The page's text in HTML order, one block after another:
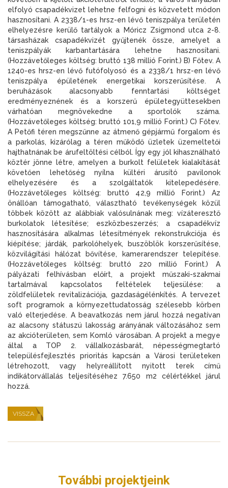
elfolyó csapadékvizet lehetne felfogni és közvetett módon
hasznosítani. A 2338/1-es hrsz-en lévő teniszpálya területén
elhelyezésre kerülő tartályok a Móricz Zsigmond utca 2-8.
társasházak csapadékvizét gyűjtenék össze, amelyet a
teniszpályák karbantartására lehetne hasznosítani.
(Hozzávetőleges költség: bruttó 138 millió Forint.) B) Főtev. A
1240-es hrsz-en lévő futófolyosó és a 2338/1 hrsz-en lévő
teniszpálya épületének energetikai korszerűsítése. A
beruházások alacsonyabb fenntartási költséget
eredményeznének és a korszerű épületegyüttesekben
várhatóan megnövekedne a sportolók száma.
(Hozzávetőleges költség: bruttó 101,9 millió Forint.) C) Főtev.
A Petőfi téren megszűnne az átmenő gépjármű forgalom és
a parkolás, kizárólag a téren működő üzletek üzemeltetői
hajthatnának be árufeltöltési célból. Így egy jól kihasználható
köztér jönne létre, amelyen a burkolt felületek kialakítását
követően lehetőség nyílna kültéri árusító pavilonok
elhelyezésére és a szolgáltatók kitelepedésére.
(Hozzávetőleges költség: bruttó 42,9 millió Forint.) Az
önállóan támogatható, választható tevékenységek közül
többek között az alábbiak valósulnának meg: vízáteresztő
burkolatok létesítése; eszközbeszerzés; a csapadékvíz
hasznosítására alkalmas létesítmények rekonstrukciója és
kiépítése; járdák, parkolóhelyek, buszöblök korszerűsítése,
közvilágítási hálózat bővítése, kamerarendszer telepítése.
(Hozzávetőleges költség: bruttó 220 millió Forint.) A
pályázati felhívásban előírt, a projekt műszaki-szakmai
tartalmával kapcsolatos feltételek teljesülése: a
zöldfelületek revitalizációja, gazdaságélénkítés. A tervezet
soft programok a környezettudatosság szélesebb körben
való elterjedése. A beavatkozás nem járul hozzá negatívan
az alacsony státuszú lakosság arányának változásához sem
az akcióterületen, sem Komló városában. A projekt a megye
által a TOP 2. vállalkozásbarát, népességmegtartó
településfejlesztés prioritás kapcsán a Városi területeken
létrehozott, vagy helyreállított nyitott terek című
indikátorvállalás teljesítéséhez 7.650 m2 célértékkel járul
hozzá.
VISSZA
További projektjeink